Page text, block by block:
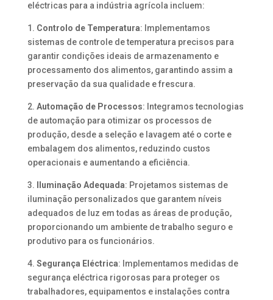
eléctricas para a indústria agrícola incluem:
1. Controlo de Temperatura: Implementamos
sistemas de controle de temperatura precisos para
garantir condições ideais de armazenamento e
processamento dos alimentos, garantindo assim a
preservação da sua qualidade e frescura.
2. Automação de Processos: Integramos tecnologias
de automação para otimizar os processos de
produção, desde a seleção e lavagem até o corte e
embalagem dos alimentos, reduzindo custos
operacionais e aumentando a eficiência.
3. Iluminação Adequada: Projetamos sistemas de
iluminação personalizados que garantem níveis
adequados de luz em todas as áreas de produção,
proporcionando um ambiente de trabalho seguro e
produtivo para os funcionários.
4. Segurança Eléctrica: Implementamos medidas de
segurança eléctrica rigorosas para proteger os
trabalhadores, equipamentos e instalações contra